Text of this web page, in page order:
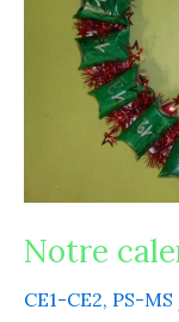
Notre
CE1-CE2, PS-MS